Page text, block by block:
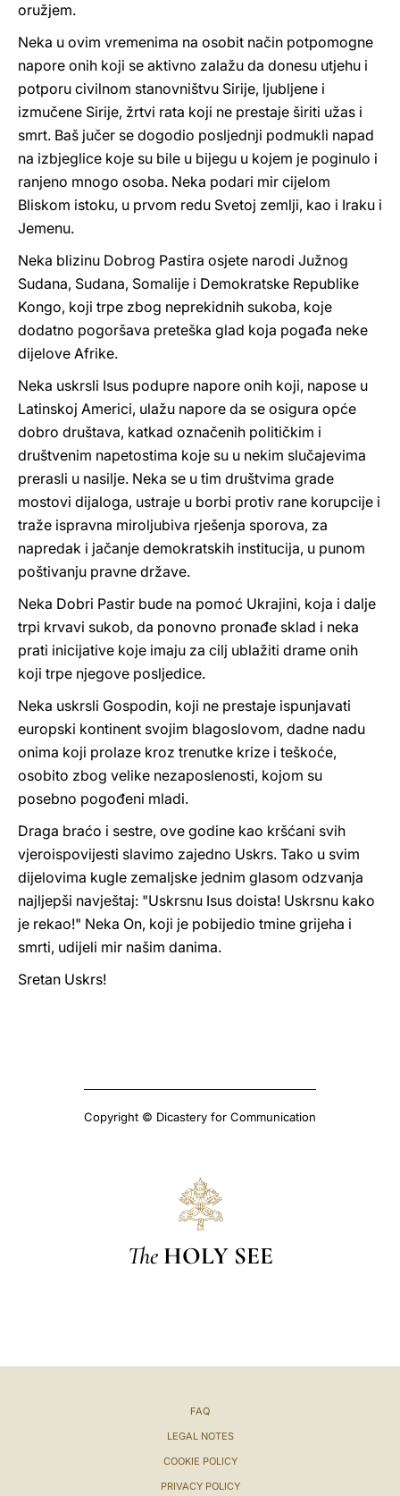
oružjem.
Neka u ovim vremenima na osobit način potpomogne
napore onih koji se aktivno zalažu da donesu utjehu i
potporu civilnom stanovništvu Sirije, ljubljene i
izmučene Sirije, žrtvi rata koji ne prestaje širiti užas i
smrt. Baš jučer se dogodio posljednji podmukli napad
na izbjeglice koje su bile u bijegu u kojem je poginulo i
ranjeno mnogo osoba. Neka podari mir cijelom
Bliskom istoku, u prvom redu Svetoj zemlji, kao i Iraku i
Jemenu.
Neka blizinu Dobrog Pastira osjete narodi Južnog
Sudana, Sudana, Somalije i Demokratske Republike
Kongo, koji trpe zbog neprekidnih sukoba, koje
dodatno pogoršava preteška glad koja pogađa neke
dijelove Afrike.
Neka uskrsli Isus podupre napore onih koji, napose u
Latinskoj Americi, ulažu napore da se osigura opće
dobro društava, katkad označenih političkim i
društvenim napetostima koje su u nekim slučajevima
prerasli u nasilje. Neka se u tim društvima grade
mostovi dijaloga, ustraje u borbi protiv rane korupcije i
traže ispravna miroljubiva rješenja sporova, za
napredak i jačanje demokratskih institucija, u punom
poštivanju pravne države.
Neka Dobri Pastir bude na pomoć Ukrajini, koja i dalje
trpi krvavi sukob, da ponovno pronađe sklad i neka
prati inicijative koje imaju za cilj ublažiti drame onih
koji trpe njegove posljedice.
Neka uskrsli Gospodin, koji ne prestaje ispunjavati
europski kontinent svojim blagoslovom, dadne nadu
onima koji prolaze kroz trenutke krize i teškoće,
osobito zbog velike nezaposlenosti, kojom su
posebno pogođeni mladi.
Draga braćo i sestre, ove godine kao kršćani svih
vjeroispovijesti slavimo zajedno Uskrs. Tako u svim
dijelovima kugle zemaljske jednim glasom odzvanja
najljepši navještaj: "Uskrsnu Isus doista! Uskrsnu kako
je rekao!" Neka On, koji je pobijedio tmine grijeha i
smrti, udijeli mir našim danima.
Sretan Uskrs!
Copyright © Dicastery for Communication
The HOLY SEE
FAQ
LEGAL NOTES
COOKIE POLICY
PRIVACY POLICY